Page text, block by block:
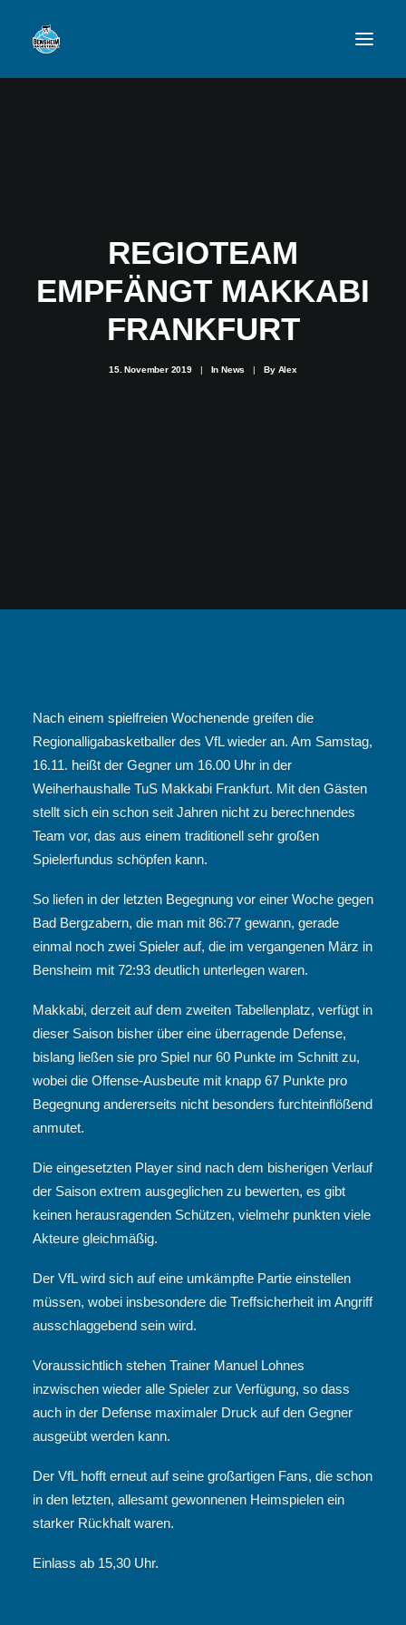
VFL BENSHEIM
REGIOTEAM
EMPFÄNGT MAKKABI
FRANKFURT
15. November 2019 | InNews | By Alex
Nach einem spielfreien Wochenende greifen die
Regionalligabasketballer des VfL wieder an. Am Samstag,
16.11. heißt der Gegner um 16.00 Uhr in der
Weiherhaushalle TuS Makkabi Frankfurt. Mit den Gästen
stellt sich ein schon seit Jahren nicht zu berechnendes
Team vor, das aus einem traditionell sehr großen
Spielerfundus schöpfen kann.
So liefen in der letzten Begegnung vor einer Woche gegen
Bad Bergzabern, die man mit 86:77 gewann, gerade
einmal noch zwei Spieler auf, die im vergangenen März in
Bensheim mit 72:93 deutlich unterlegen waren.
Makkabi, derzeit auf dem zweiten Tabellenplatz, verfügt in
dieser Saison bisher über eine überragende Defense,
bislang ließen sie pro Spiel nur 60 Punkte im Schnitt zu,
wobei die Offense-Ausbeute mit knapp 67 Punkte pro
Begegnung andererseits nicht besonders furchteinflößend
anmutet.
Die eingesetzten Player sind nach dem bisherigen Verlauf
der Saison extrem ausgeglichen zu bewerten, es gibt
keinen herausragenden Schützen, vielmehr punkten viele
Akteure gleichmäßig.
Der VfL wird sich auf eine umkämpfte Partie einstellen
müssen, wobei insbesondere die Treffsicherheit im Angriff
ausschlaggebend sein wird.
Voraussichtlich stehen Trainer Manuel Lohnes
inzwischen wieder alle Spieler zur Verfügung, so dass
auch in der Defense maximaler Druck auf den Gegner
ausgeübt werden kann.
Der VfL hofft erneut auf seine großartigen Fans, die schon
in den letzten, allesamt gewonnenen Heimspielen ein
starker Rückhalt waren.
Einlass ab 15,30 Uhr.